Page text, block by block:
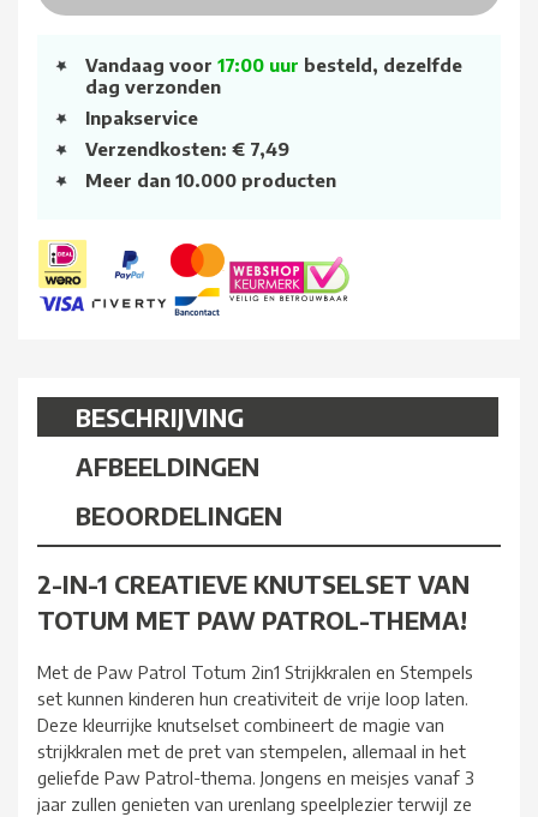
Vandaag voor 17:00 uur besteld, dezelfde
dag verzonden
Inpakservice
Verzendkosten: € 7,49
Meer dan 10.000 producten
BESCHRIJVING
AFBEELDINGEN
BEOORDELINGEN
2-IN-1 CREATIEVE KNUTSELSET VAN
TOTUM MET PAW PATROL-THEMA!
Met de Paw Patrol Totum 2in1 Strijkkralen en Stempels
set kunnen kinderen hun creativiteit de vrije loop laten.
Deze kleurrijke knutselset combineert de magie van
strijkkralen met de pret van stempelen, allemaal in het
geliefde Paw Patrol-thema. Jongens en meisjes vanaf 3
jaar zullen genieten van urenlang speelplezier terwijl ze